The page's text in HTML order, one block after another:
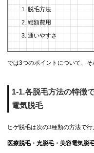
脱毛方法
総額費用
通いやすさ
では3つのポイントについて、そ
1-1.各脱毛方法の特徴
電気脱毛
ヒゲ脱毛は次の3種類の方法で行
医療脱毛・光脱毛・美容電気脱